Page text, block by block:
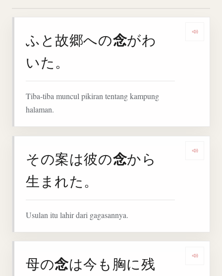
ふと故郷への念がわ
いた。
Tiba-tiba muncul pikiran tentang kampung
halaman.
その案は彼の念から
生まれた。
Usulan itu lahir dari gagasannya.
母の念は今も胸に残